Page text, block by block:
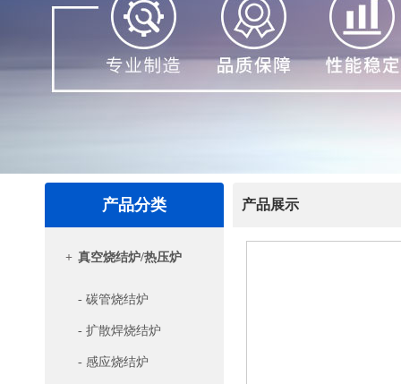
产品分类
+ 真空烧结炉/热压炉
- 碳管烧结炉
- 扩散焊烧结炉
- 感应烧结炉
产品展示